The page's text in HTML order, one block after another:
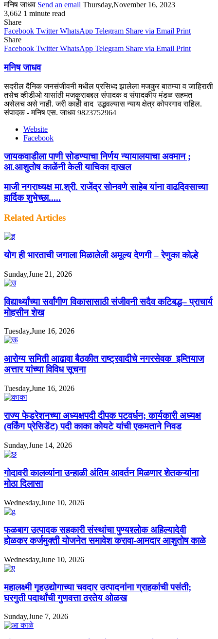
मनिष जाधव Send an email Thursday,November 16, 2023
3,662 1 minute read
Share
Facebook Twitter WhatsApp Telegram Share via Email Print
Share
Facebook Twitter WhatsApp Telegram Share via Email Print
मनिष जाधव
सदरील दैनिक जनसंजीवनी मधील प्रसिध्द झालेला मजकुर बातम्या व जाहिराती
तसेच व्हीडीओ यासांठी मजकुराबद्दल संपादक व संपादकीय मंडळ सहमत
असेलच असे नाही. जरी काही वाद उद्भवल्यास न्याय क्षेत्र कोपरगाव राहिल.
संपादक - मनिष एस. जाधव 9823752964
Website
Facebook
जायकवाडीला पाणी सोडण्याचा निर्णय न्यायालयाचा अवमान ;
आ.आशुतोष काळेंनी केली याचिका दाखल
माजी नगराध्यक्ष मा.श्री. राजेंद्र सोनवणे साहेब यांना वाढदिवसाच्या
हार्दिक शुभेच्छा.....
Related Articles
योग ही भारताची जगाला मिळालेली अमूल्य देणगी – रेणुका कोल्हे
Sunday,June 21, 2026
विद्यार्थ्यांच्या सर्वांगीण विकासासाठी संजीवनी सदैव कटिबद्ध– प्राचार्य
मोहसीन शेख
Tuesday,June 16, 2026
आरोग्य समिती आढावा बैठकीत राष्ट्रवादीचे नगरसेवक इम्तियाज
अत्तार यांच्या विविध सूचना
Tuesday,June 16, 2026
राज्य फेडरेशनच्या अध्यक्षपदी दीपक पटवर्धन; कार्यकारी अध्यक्ष
(वर्किंग प्रेसिडेंट) पदी काका कोयटे यांची एकमताने निवड
Sunday,June 14, 2026
गोदावरी कालव्यांना उन्हाळी अंतिम आवर्तन मिळणार शेतकऱ्यांना
मोठा दिलासा
Wednesday,June 10, 2026
फळबाग उत्पादक सहकारी संस्थांचा पुण्यश्लोक अहिल्यादेवी
होळकर कर्जमुक्ती योजनेत समावेश करावा-आमदार आशुतोष काळे
Wednesday,June 10, 2026
महालक्ष्मी गृहउद्योगाच्या चवदार उत्पादनांना ग्राहकांची पसंती;
घरगुती पदार्थांची गुणवत्ता ठरतेय ओळख
Sunday,June 7, 2026